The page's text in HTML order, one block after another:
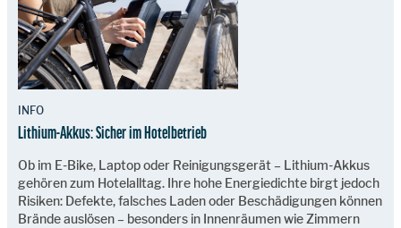
INFO
Lithium-Akkus: Sicher im Hotelbetrieb
Ob im E-Bike, Laptop oder Reinigungsgerät – Lithium-Akkus
gehören zum Hotelalltag. Ihre hohe Energiedichte birgt jedoch
Risiken: Defekte, falsches Laden oder Beschädigungen können
Brände auslösen – besonders in Innenräumen wie Zimmern